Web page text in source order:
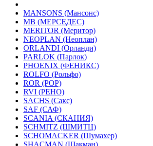
MANSONS (Мансонс)
MB (МЕРСЕДЕС)
MERITOR (Меритор)
NEOPLAN (Неоплан)
ORLANDI (Орланди)
PARLOK (Парлок)
PHOENIX (ФЕНИКС)
ROLFO (Рольфо)
ROR (РОР)
RVI (РЕНО)
SACHS (Сакс)
SAF (САФ)
SCANIA (СКАНИЯ)
SCHMITZ (ШМИТЦ)
SCHOMACKER (Шумахер)
SHACMAN (Шакман)